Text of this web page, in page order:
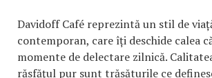
Davidoff Café reprezintă un stil de
contemporan, care îți deschide calea
momente de delectare zilnică.
răsfăţul pur sunt trăsăturile ce